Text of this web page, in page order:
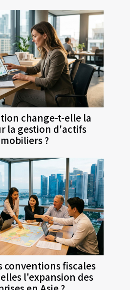
change-t-elle la
la gestion d'actifs
?
conventions fiscales
l'expansion des